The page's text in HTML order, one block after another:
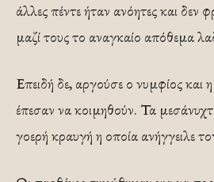
άλλες πέντε ήταν ανόητες και δεν
μαζί τους το αναγκαίο απόθεμα
Επειδή δε, αργούσε ο νυμφίος και
έπεσαν να κοιμηθούν. Τα
γοερή κραυγή η οποία ανήγγειλε